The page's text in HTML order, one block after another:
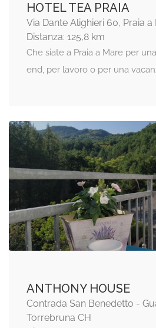
HOTEL TEA PRAIA
Via Dante Alighieri 60, Praia a
Distanza: 125,8 km
Che siate a Praia a Mare per
end, per lavoro o per una
ANTHONY HOUSE
Contrada San Benedetto -
Torrebruna CH